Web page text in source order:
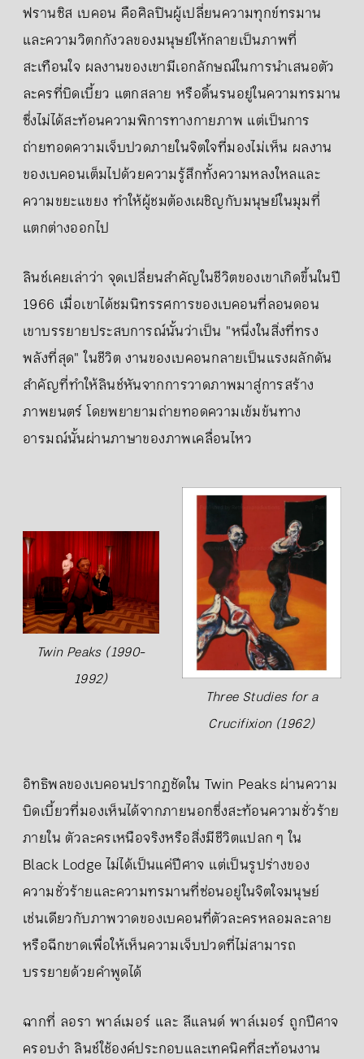
ฟรานซิส เบคอน คือศิลปินผู้เปลี่ยนความทุกข์ทรมาน
และความวิตกกังวลของมนุษย์ให้กลายเป็นภาพที่
สะเทือนใจ ผลงานของเขามีเอกลักษณ์ในการนำเสนอตัว
ละครที่บิดเบี้ยว แตกสลาย หรือดิ้นรนอยู่ในความทรมาน
ซึ่งไม่ได้สะท้อนความพิการทางกายภาพ แต่เป็นการ
ถ่ายทอดความเจ็บปวดภายในจิตใจที่มองไม่เห็น ผลงาน
ของเบคอนเต็มไปด้วยความรู้สึกทั้งความหลงใหลและ
ความขยะแขยง ทำให้ผู้ชมต้องเผชิญกับมนุษย์ในมุมที่
แตกต่างออกไป
ลินช์เคยเล่าว่า จุดเปลี่ยนสำคัญในชีวิตของเขาเกิดขึ้นในปี
1966 เมื่อเขาได้ชมนิทรรศการของเบคอนที่ลอนดอน
เขาบรรยายประสบการณ์นั้นว่าเป็น "หนึ่งในสิ่งที่ทรง
พลังที่สุด" ในชีวิต งานของเบคอนกลายเป็นแรงผลักดัน
สำคัญที่ทำให้ลินช์หันจากการวาดภาพมาสู่การสร้าง
ภาพยนตร์ โดยพยายามถ่ายทอดความเข้มข้นทาง
อารมณ์นั้นผ่านภาษาของภาพเคลื่อนไหว
Twin Peaks (1990-
1992)
Three Studies for a
Crucifixion (1962)
อิทธิพลของเบคอนปรากฏชัดใน Twin Peaks ผ่านความ
บิดเบี้ยวที่มองเห็นได้จากภายนอกซึ่งสะท้อนความชั่วร้าย
ภายใน ตัวละครเหนือจริงหรือสิ่งมีชีวิตแปลก ๆ ใน
Black Lodge ไม่ได้เป็นแค่ปีศาจ แต่เป็นรูปร่างของ
ความชั่วร้ายและความทรมานที่ซ่อนอยู่ในจิตใจมนุษย์
เช่นเดียวกับภาพวาดของเบคอนที่ตัวละครหลอมละลาย
หรือฉีกขาดเพื่อให้เห็นความเจ็บปวดที่ไม่สามารถ
บรรยายด้วยคำพูดได้
ฉากที่ ลอรา พาล์เมอร์ และ ลีแลนด์ พาล์เมอร์ ถูกปีศาจ
ครอบงำ ลินช์ใช้องค์ประกอบและเทคนิคที่สะท้อนงาน